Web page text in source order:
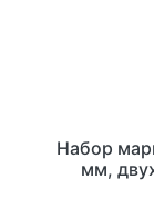
Набор
мм,